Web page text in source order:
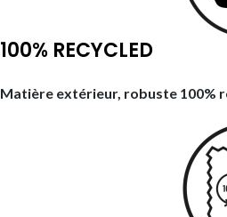
100% RECYCLED
Matière extérieur, robuste 100%